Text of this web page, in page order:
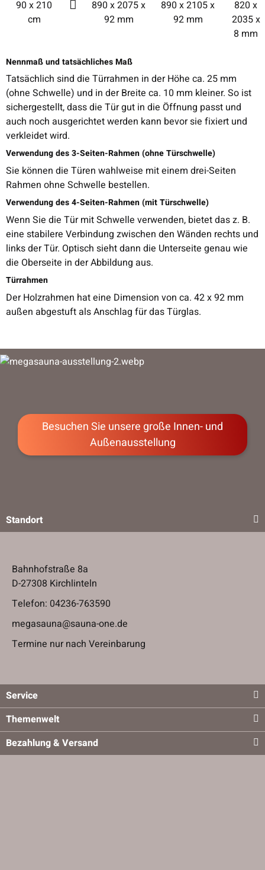
90 x 210
cm
890 x 2075 x
92 mm
890 x 2105 x
92 mm
820 x
2035 x
8 mm
Nennmaß und tatsächliches Maß
Tatsächlich sind die Türrahmen in der Höhe ca. 25 mm
(ohne Schwelle) und in der Breite ca. 10 mm kleiner. So ist
sichergestellt, dass die Tür gut in die Öffnung passt und
auch noch ausgerichtet werden kann bevor sie fixiert und
verkleidet wird.
Verwendung des 3-Seiten-Rahmen (ohne Türschwelle)
Sie können die Türen wahlweise mit einem drei-Seiten
Rahmen ohne Schwelle bestellen.
Verwendung des 4-Seiten-Rahmen (mit Türschwelle)
Wenn Sie die Tür mit Schwelle verwenden, bietet das z. B.
eine stabilere Verbindung zwischen den Wänden rechts und
links der Tür. Optisch sieht dann die Unterseite genau wie
die Oberseite in der Abbildung aus.
Türrahmen
Der Holzrahmen hat eine Dimension von ca. 42 x 92 mm
außen abgestuft als Anschlag für das Türglas.
Besuchen Sie unsere große Innen- und
Außenausstellung
Standort
Bahnhofstraße 8a
D-27308 Kirchlinteln
Telefon: 04236-763590
megasauna@sauna-one.de
Termine nur nach Vereinbarung
Service
Themenwelt
Bezahlung & Versand